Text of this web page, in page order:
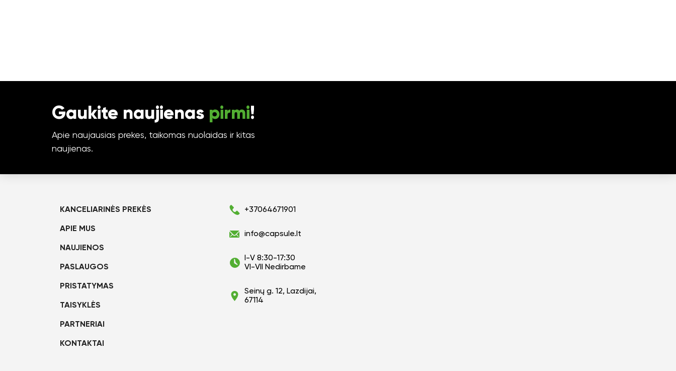
Gaukite naujienas pirmi!
Apie naujausias prekes, taikomas nuolaidas ir kitas
naujienas.
KANCELIARINĖS PREKĖS
APIE MUS
NAUJIENOS
PASLAUGOS
PRISTATYMAS
TAISYKLĖS
PARTNERIAI
KONTAKTAI
+37064671901
info@capsule.lt
I-V 8:30-17:30
VI-VII Nedirbame
Seinų g. 12, Lazdijai,
67114